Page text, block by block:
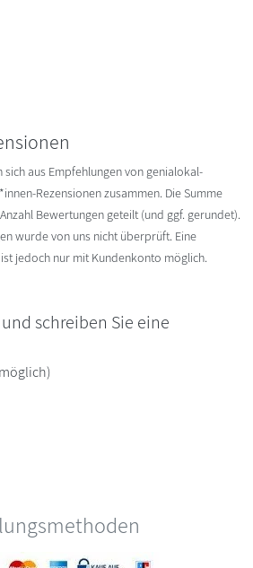
sich aus Empfehlungen von genialokal-
Rezensionen zusammen. Die Summe
Bewertungen geteilt (und ggf. gerundet).
wurde von uns nicht überprüft. Eine
jedoch nur mit Kundenkonto möglich.
schreiben Sie eine